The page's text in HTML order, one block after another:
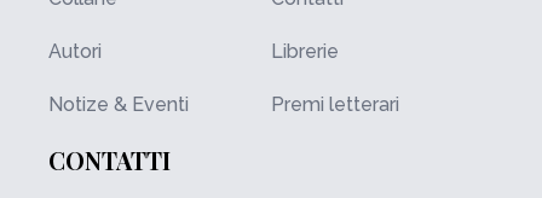
Autori
Notize & Eventi
Librerie
Premi letterari
CONTATTI